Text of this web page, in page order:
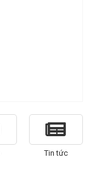
Tin tức